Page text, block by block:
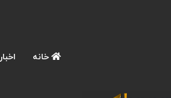
خانه اخبار